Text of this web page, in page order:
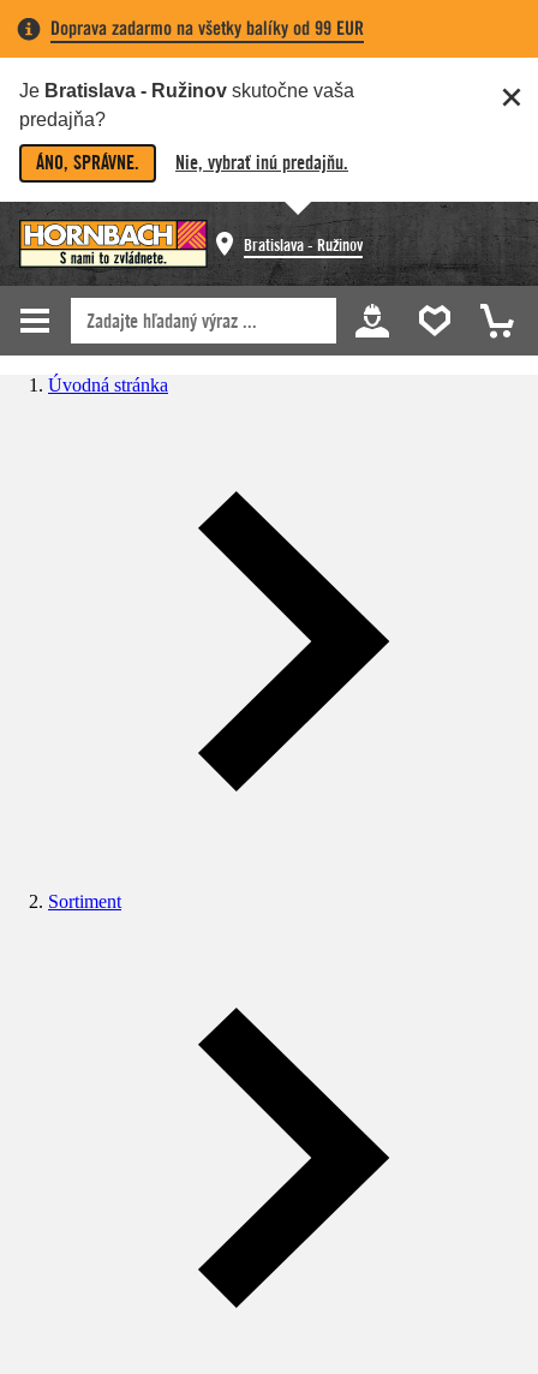
Doprava zadarmo na všetky balíky od 99 EUR
Je Bratislava - Ružinov skutočne vaša
predajňa?
ÁNO, SPRÁVNE. Nie, vybrať inú predajňu.
Bratislava - Ružinov
Úvodná stránka
Sortiment